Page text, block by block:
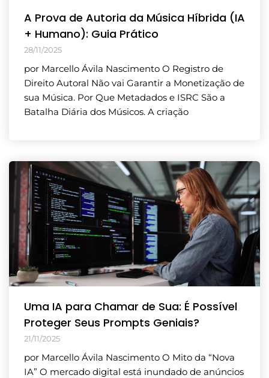
A Prova de Autoria da Música Híbrida (IA
+ Humano): Guia Prático
28/11/2025
por Marcello Ávila Nascimento O Registro de
Direito Autoral Não vai Garantir a Monetização de
sua Música. Por Que Metadados e ISRC São a
Batalha Diária dos Músicos. A criação
Uma IA para Chamar de Sua: É Possível
Proteger Seus Prompts Geniais?
21/11/2025
por Marcello Ávila Nascimento O Mito da “Nova
IA” O mercado digital está inundado de anúncios